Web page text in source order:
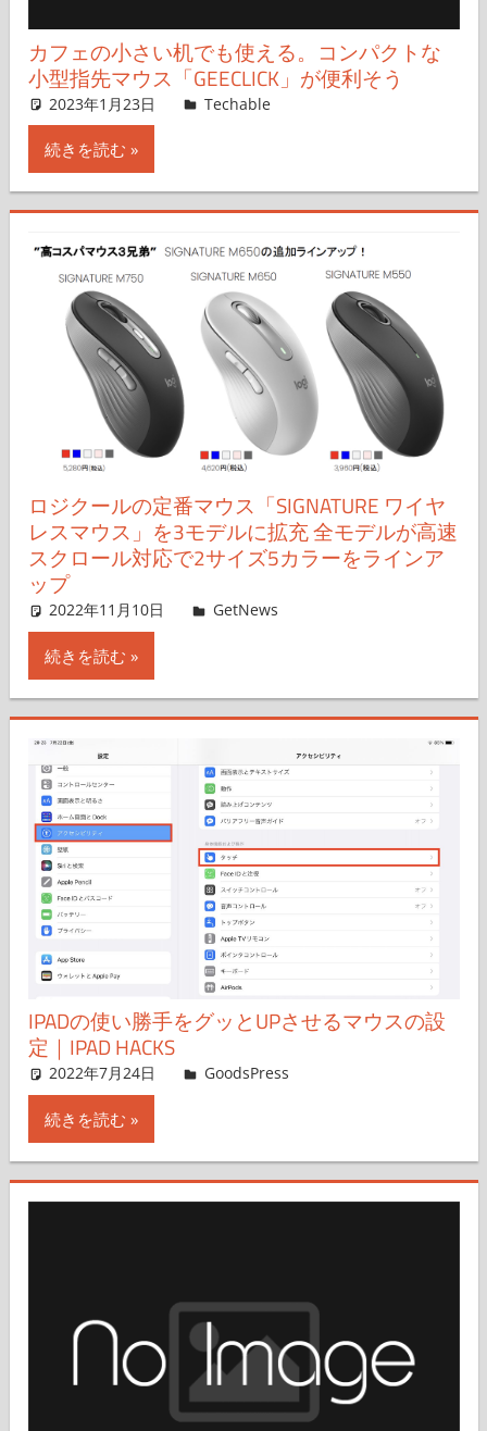
カフェの小さい机でも使える。コンパクトな
小型指先マウス「GEECLICK」が便利そう
2023年1月23日 橋本憲太郎
Techable
続きを読む
ロジクールの定番マウス「SIGNATURE ワイヤ
レスマウス」を3モデルに拡充 全モデルが高速
スクロール対応で2サイズ5カラーをラインア
ップ
2022年11月10日 shnsk
GetNews
続きを読む
IPADの使い勝手をグッとUPさせるマウスの設
定｜IPAD HACKS
2022年7月24日 ＆GP
GoodsPress
続きを読む